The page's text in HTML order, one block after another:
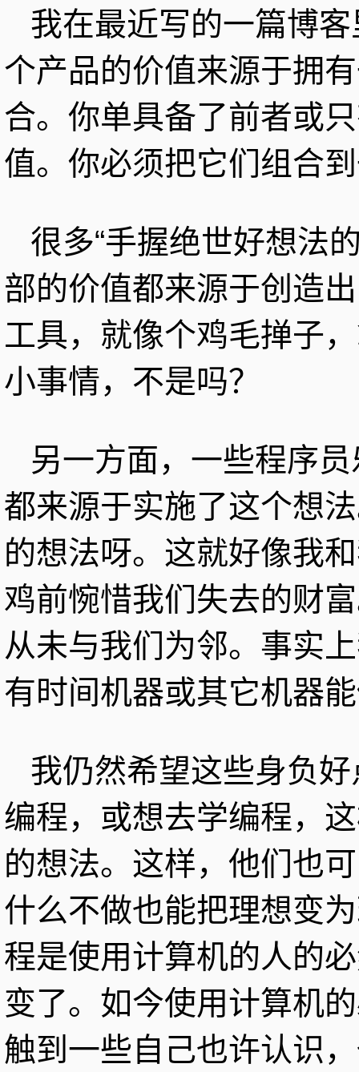
我在最近写的一篇博
个产品的价值来源于拥
合。你单具备了前者或
值。你必须把它们组合
很多“手握绝世好想法
部的价值都来源于创造
工具，就像个鸡毛掸子
小事情，不是吗？
另一方面，一些程序
都来源于实施了这个想
的想法呀。这就好像我
鸡前惋惜我们失去的财
从未与我们为邻。事实
有时间机器或其它机器
我仍然希望这些身负
编程，或想去学编程，
的想法。这样，他们也
什么不做也能把理想变
程是使用计算机的人的
变了。如今使用计算机
触到一些自己也许认识